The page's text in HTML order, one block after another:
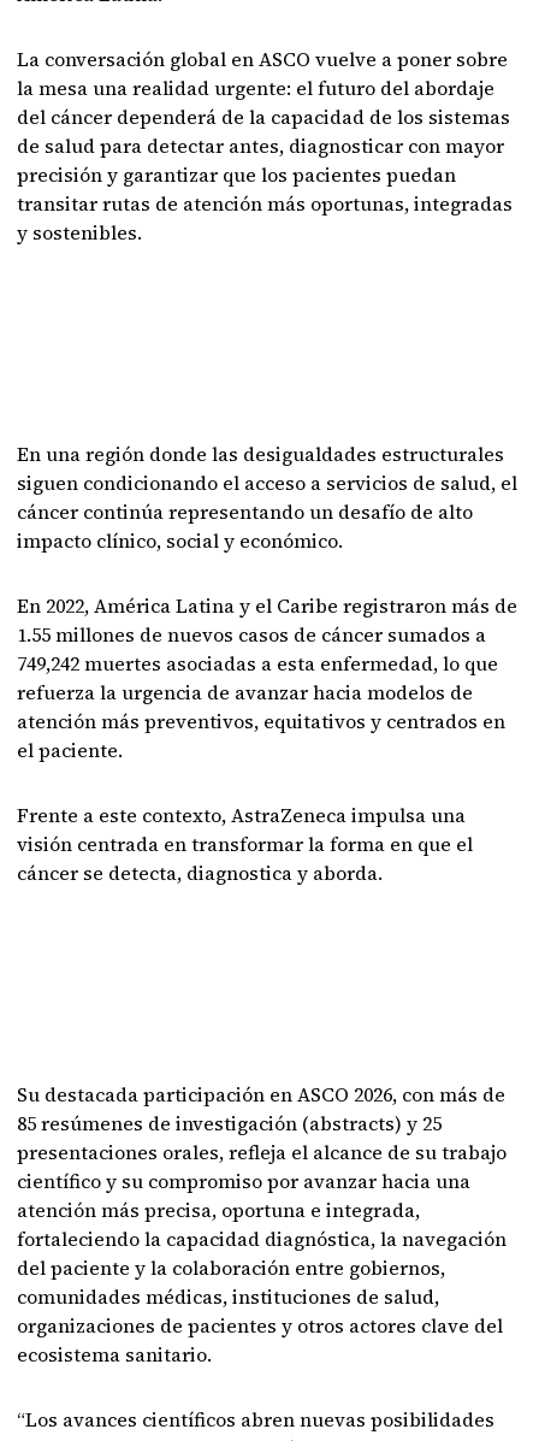
La conversación global en ASCO vuelve a poner sobre
la mesa una realidad urgente: el futuro del abordaje
del cáncer dependerá de la capacidad de los sistemas
de salud para detectar antes, diagnosticar con mayor
precisión y garantizar que los pacientes puedan
transitar rutas de atención más oportunas, integradas
y sostenibles.
En una región donde las desigualdades estructurales
siguen condicionando el acceso a servicios de salud, el
cáncer continúa representando un desafío de alto
impacto clínico, social y económico.
En 2022, América Latina y el Caribe registraron más de
1.55 millones de nuevos casos de cáncer sumados a
749,242 muertes asociadas a esta enfermedad, lo que
refuerza la urgencia de avanzar hacia modelos de
atención más preventivos, equitativos y centrados en
el paciente.
Frente a este contexto, AstraZeneca impulsa una
visión centrada en transformar la forma en que el
cáncer se detecta, diagnostica y aborda.
Su destacada participación en ASCO 2026, con más de
85 resúmenes de investigación (abstracts) y 25
presentaciones orales, refleja el alcance de su trabajo
científico y su compromiso por avanzar hacia una
atención más precisa, oportuna e integrada,
fortaleciendo la capacidad diagnóstica, la navegación
del paciente y la colaboración entre gobiernos,
comunidades médicas, instituciones de salud,
organizaciones de pacientes y otros actores clave del
ecosistema sanitario.
“Los avances científicos abren nuevas posibilidades